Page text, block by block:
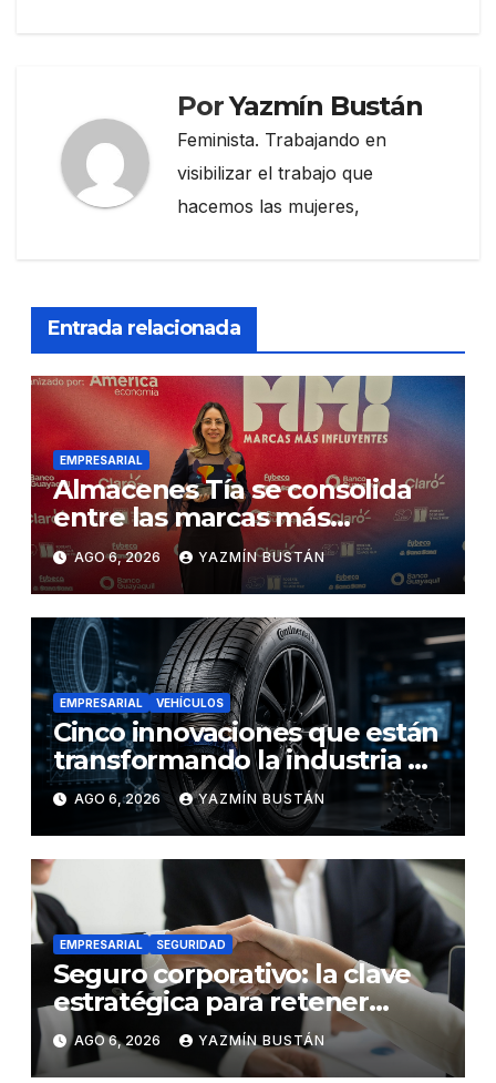
PorYazmín Bustán
Feminista. Trabajando en
visibilizar el trabajo que
hacemos las mujeres,
Entrada relacionada
EMPRESARIAL
Almacenes Tía se consolida
entre las marcas más
influyentes del Ecuador
AGO 6, 2026 YAZMÍN BUSTÁN
EMPRESARIAL VEHÍCULOS
Cinco innovaciones que están
transformando la industria de
los neumáticos y redefinen el
futuro de la movilidad
AGO 6, 2026 YAZMÍN BUSTÁN
EMPRESARIAL SEGURIDAD
Seguro corporativo: la clave
estratégica para retener
talento en Ecuador
AGO 6, 2026 YAZMÍN BUSTÁN